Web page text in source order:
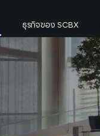
ธุรกิจของ SCBX